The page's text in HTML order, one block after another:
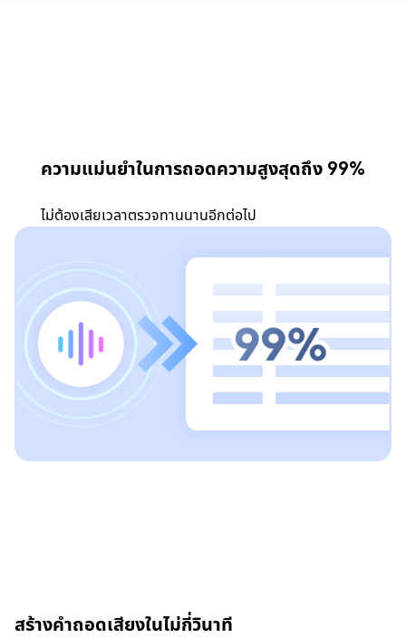
ความแม่นยำในการถอดความสูงสุดถึง 99%
ไม่ต้องเสียเวลาตรวจทานนานอีกต่อไป
สร้างคำถอดเสียงในไม่กี่วินาที